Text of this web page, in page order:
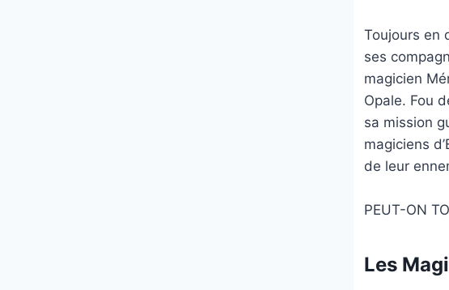
Toujours en
ses
magicien
Opale. Fou
sa mission
magiciens
de leur
PEUT-ON
Les